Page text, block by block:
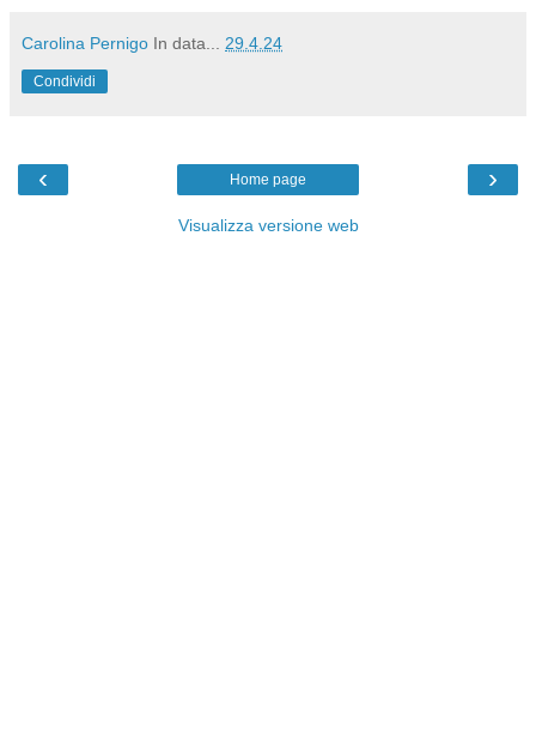
Carolina Pernigo In data... 29.4.24
Condividi
‹ ›
Home page
Visualizza versione web